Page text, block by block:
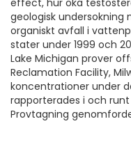
geologisk
organiskt avfall i
stater under 1999 och
Lake Michigan prover
Reclamation Facility,
koncentrationer under
rapporterades i och
Provtagning